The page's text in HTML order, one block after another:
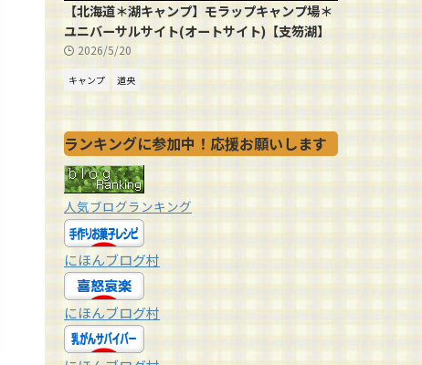
【北海道＊湖キャンプ】モラップキャンプ場＊
ユニバーサルサイト(オートサイト)【支笏湖】
2026/5/20
キャンプ 道央
ランキングに参加中！応援お願いします
人気ブログランキング
にほんブログ村
にほんブログ村